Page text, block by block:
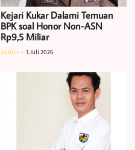
Kejari Kukar Dalami Temuan
BPK soal Honor Non-ASN
Rp9,5 Miliar
admin 1 Juli 2026